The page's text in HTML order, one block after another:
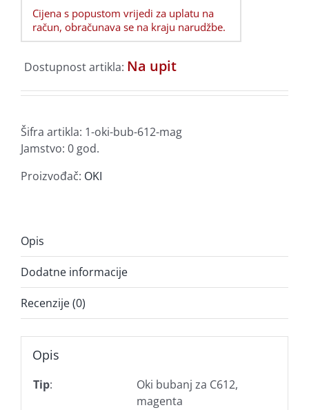
Cijena s popustom vrijedi za uplatu na
račun, obračunava se na kraju narudžbe.
Dostupnost artikla: Na upit
Šifra artikla: 1-oki-bub-612-mag
Jamstvo: 0 god.
Proizvođač: OKI
Opis
Dodatne informacije
Recenzije (0)
Opis
Tip:
Oki bubanj za C612,
magenta